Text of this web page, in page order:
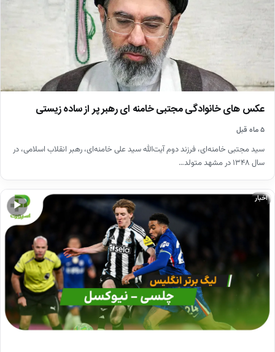
عکس های خانوادگی مجتبی خامنه ای رهبر پر از ساده زیستی
۵ ماه قبل
سید مجتبی خامنه‌ای، فرزند دوم آیت‌الله سید علی خامنه‌ای، رهبر انقلاب اسلامی، در
سال ۱۳۴۸ در مشهد متولد…
▶
اخبار